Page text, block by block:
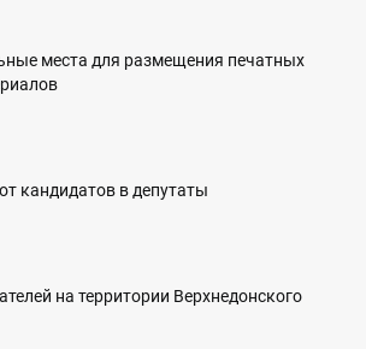
места для размещения печатных
кандидатов в депутаты
на территории Верхнедонского